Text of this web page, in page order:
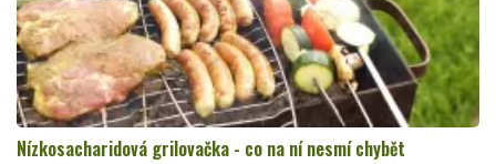
Nízkosacharidová grilovačka - co na ní nesmí chybět